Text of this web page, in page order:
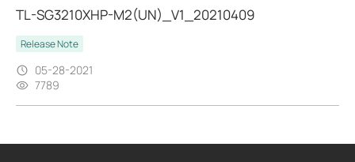
TL-SG3210XHP-M2(UN)_V1_20210409
Release Note
05-28-2021
7789